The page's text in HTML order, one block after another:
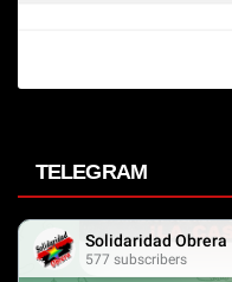
TELEGRAM